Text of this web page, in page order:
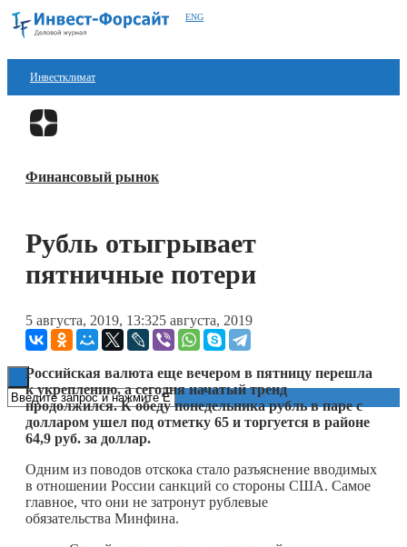
ENG
Инвестклимат
Финансы
Блокчейн
Технологии
Книги
Финансовый рынок
Рубль отыгрывает
пятничные потери
5 августа, 2019, 13:325 августа, 2019
Российская валюта еще вечером в пятницу перешла
к укреплению, а сегодня начатый тренд
продолжился. К обеду понедельника рубль в паре с
долларом ушел под отметку 65 и торгуется в районе
64,9 руб. за доллар.
Одним из поводов отскока стало разъяснение вводимых
в отношении России санкций со стороны США. Самое
главное, что они не затронут рублевые
обязательства Минфина.